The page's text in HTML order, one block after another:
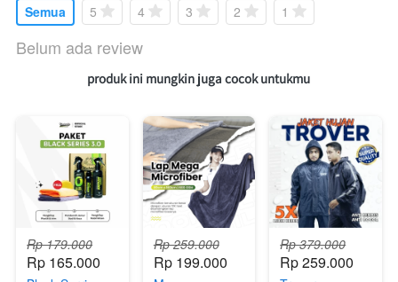
Semua 5 4 3 2 1
Belum ada review
produk ini mungkin juga cocok untukmu
Rp 179.000
Rp 165.000
Rp 259.000
Rp 199.000
Rp 379.000
Rp 259.000